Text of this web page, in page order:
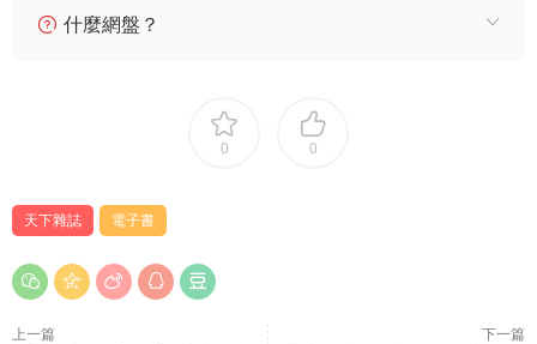
什麼網盤？
0 0
天下雜誌 電子書
上一篇 下一篇